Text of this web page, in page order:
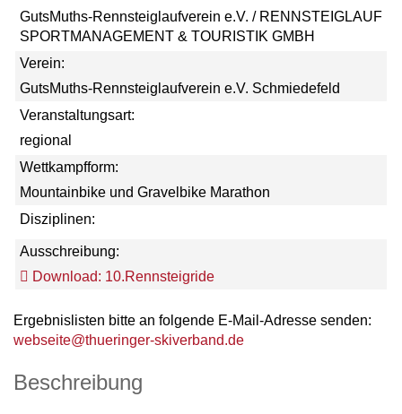
GutsMuths-Rennsteiglaufverein e.V. / RENNSTEIGLAUF
SPORTMANAGEMENT & TOURISTIK GMBH
Verein:
GutsMuths-Rennsteiglaufverein e.V. Schmiedefeld
Veranstaltungsart:
regional
Wettkampfform:
Mountainbike und Gravelbike Marathon
Disziplinen:
Ausschreibung:
Download: 10.Rennsteigride
Ergebnislisten bitte an folgende E-Mail-Adresse senden:
webseite@thueringer-skiverband.de
Beschreibung